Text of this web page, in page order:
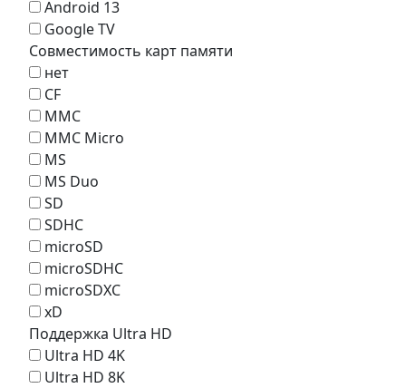
Android 13
Google TV
Совместимость карт памяти
нет
CF
MMC
MMC Micro
MS
MS Duo
SD
SDHC
microSD
microSDHC
microSDXC
xD
Поддержка Ultra HD
Ultra HD 4K
Ultra HD 8K